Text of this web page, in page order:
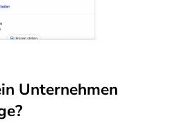
Unternehmen